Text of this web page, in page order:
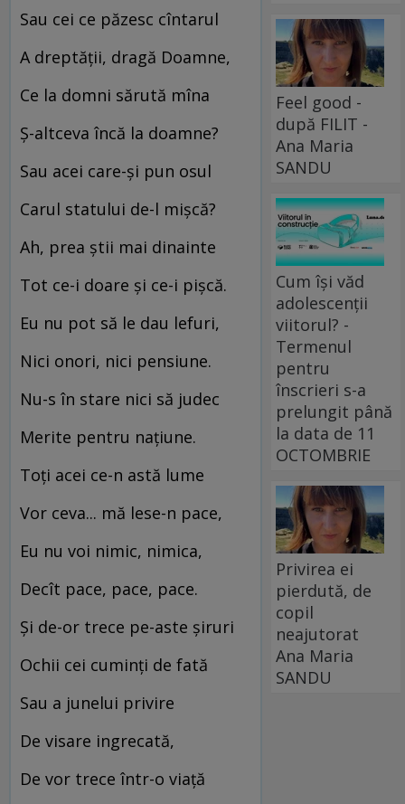
Sau cei ce păzesc cîntarul
A dreptății, dragă Doamne,
Ce la domni sărută mîna
Ș-altceva încă la doamne?
Sau acei care-și pun osul
Carul statului de-l mișcă?
Ah, prea știi mai dinainte
Tot ce-i doare și ce-i pișcă.
Eu nu pot să le dau lefuri,
Nici onori, nici pensiune.
Nu-s în stare nici să judec
Merite pentru națiune.
Toți acei ce-n astă lume
Vor ceva... mă lese-n pace,
Eu nu voi nimic, nimica,
Decît pace, pace, pace.
Și de-or trece pe-aste șiruri
Ochii cei cuminți de fată
Sau a junelui privire
De visare ingrecată,
De vor trece într-o viață
Feel good -
după FILIT -
Ana Maria
SANDU
Cum își văd
adolescenții
viitorul? -
Termenul
pentru
înscrieri s-a
prelungit până
la data de 11
OCTOMBRIE
Privirea ei
pierdută, de
copil
neajutorat
Ana Maria
SANDU